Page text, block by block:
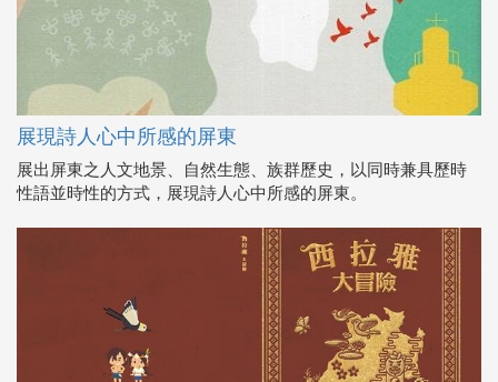
展現詩人心中所感的屏東
展出屏東之人文地景、自然生態、族群歷史，以同時兼具歷時
性語並時性的方式，展現詩人心中所感的屏東。